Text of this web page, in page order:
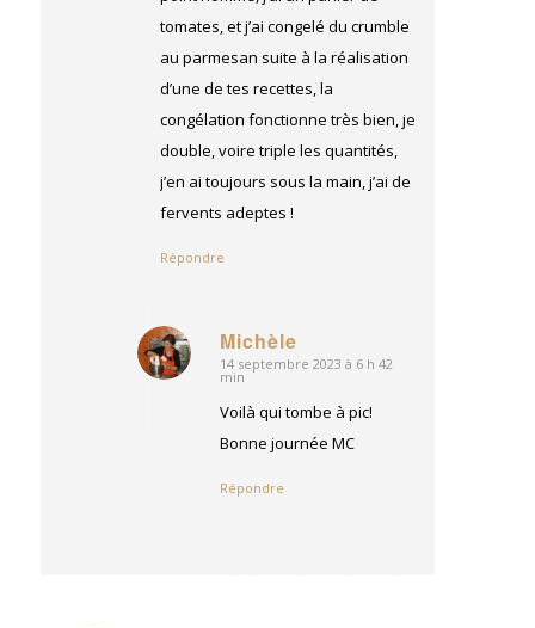
tomates, et j’ai congelé du crumble
au parmesan suite à la réalisation
d’une de tes recettes, la
congélation fonctionne très bien, je
double, voire triple les quantités,
j’en ai toujours sous la main, j’ai de
fervents adeptes !
Répondre
Michèle
dit
14 septembre 2023 à 6 h 42
min
Voilà qui tombe à pic!
Bonne journée MC
Répondre